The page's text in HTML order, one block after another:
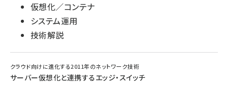
仮想化／コンテナ
システム運用
技術解説
クラウド向けに進化する2011年のネットワーク技術
サーバー仮想化と連携するエッジ・スイッチ